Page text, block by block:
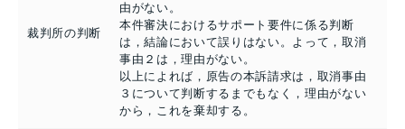
裁判所の判断
由がない。
本件審決におけるサポート要件に係る判断
は，結論において誤りはない。よって，取消
事由２は，理由がない。
以上によれば，原告の本訴請求は，取消事由
３について判断するまでもなく，理由がない
から，これを棄却する。